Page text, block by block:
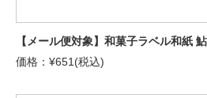
【メール便対象】和菓子ラベル和紙
価格：¥651(税込)